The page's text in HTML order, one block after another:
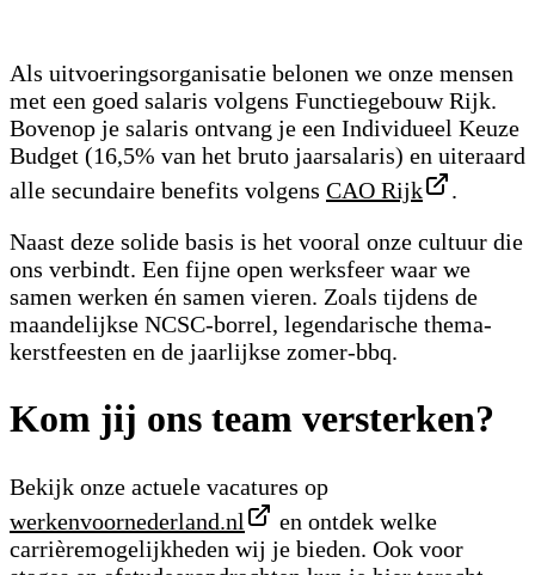
Als uitvoeringsorganisatie belonen we onze mensen
met een goed salaris volgens Functiegebouw Rijk.
Bovenop je salaris ontvang je een Individueel Keuze
Budget (16,5% van het bruto jaarsalaris) en uiteraard
alle secundaire benefits volgens CAO Rijk
.
Naast deze solide basis is het vooral onze cultuur die
ons verbindt. Een fijne open werksfeer waar we
samen werken én samen vieren. Zoals tijdens de
maandelijkse NCSC-borrel, legendarische thema-
kerstfeesten en de jaarlijkse zomer-bbq.
Kom jij ons team versterken?
Bekijk onze actuele vacatures op
werkenvoornederland.nl
en ontdek welke
carrièremogelijkheden wij je bieden. Ook voor